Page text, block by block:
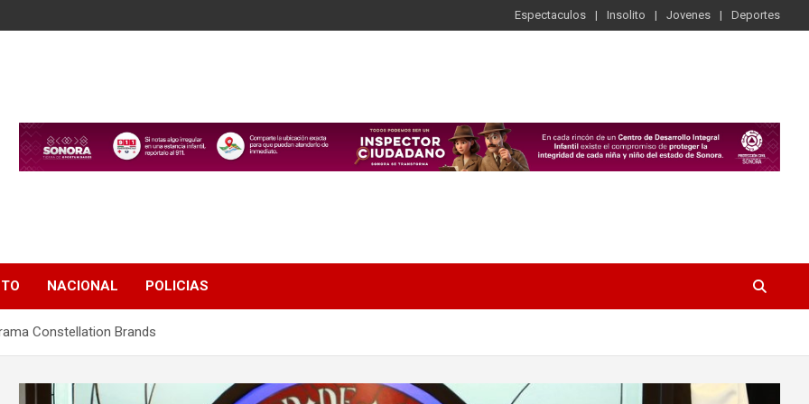
Espectaculos Insolito Jovenes Deportes
NACIONAL POLICIAS
Constellation Brands